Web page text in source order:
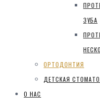
ЗУБА
ОРТОДОНТИЯ
ДЕТСКАЯ
О НАС